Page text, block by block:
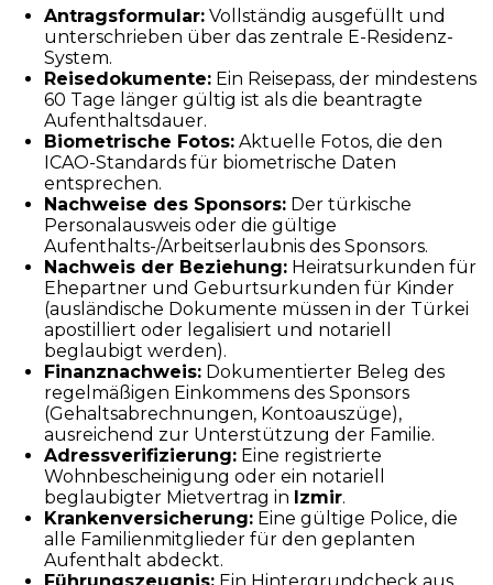
Antragsformular: Vollständig ausgefüllt und
unterschrieben über das zentrale E-Residenz-
System.
Reisedokumente: Ein Reisepass, der mindestens
60 Tage länger gültig ist als die beantragte
Aufenthaltsdauer.
Biometrische Fotos: Aktuelle Fotos, die den
ICAO-Standards für biometrische Daten
entsprechen.
Nachweise des Sponsors: Der türkische
Personalausweis oder die gültige
Aufenthalts-/Arbeitserlaubnis des Sponsors.
Nachweis der Beziehung: Heiratsurkunden für
Ehepartner und Geburtsurkunden für Kinder
(ausländische Dokumente müssen in der Türkei
apostilliert oder legalisiert und notariell
beglaubigt werden).
Finanznachweis: Dokumentierter Beleg des
regelmäßigen Einkommens des Sponsors
(Gehaltsabrechnungen, Kontoauszüge),
ausreichend zur Unterstützung der Familie.
Adressverifizierung: Eine registrierte
Wohnbescheinigung oder ein notariell
beglaubigter Mietvertrag in Izmir.
Krankenversicherung: Eine gültige Police, die
alle Familienmitglieder für den geplanten
Aufenthalt abdeckt.
Führungszeugnis: Ein Hintergrundcheck aus